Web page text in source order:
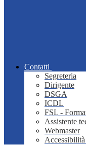
Contatti
Segreteria
Dirigente
DSGA
ICDL
FSL -
Assistente
Webmaster